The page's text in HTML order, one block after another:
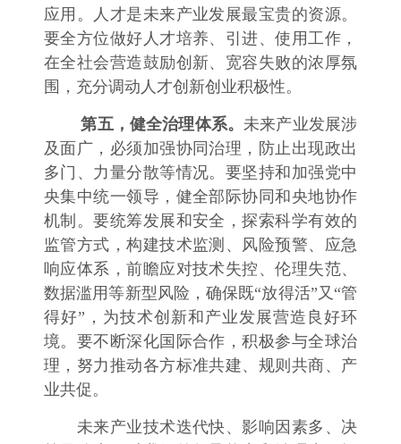
应用。人才是未来产业发展最宝贵的资源。
要全方位做好人才培养、引进、使用工作，
在全社会营造鼓励创新、宽容失败的浓厚氛
围，充分调动人才创新创业积极性。
第五，健全治理体系。未来产业发展涉
及面广，必须加强协同治理，防止出现政出
多门、力量分散等情况。要坚持和加强党中
央集中统一领导，健全部际协同和央地协作
机制。要统筹发展和安全，探索科学有效的
监管方式，构建技术监测、风险预警、应急
响应体系，前瞻应对技术失控、伦理失范、
数据滥用等新型风险，确保既“放得活”又“管
得好”，为技术创新和产业发展营造良好环
境。要不断深化国际合作，积极参与全球治
理，努力推动各方标准共建、规则共商、产
业共促。
未来产业技术迭代快、影响因素多、决